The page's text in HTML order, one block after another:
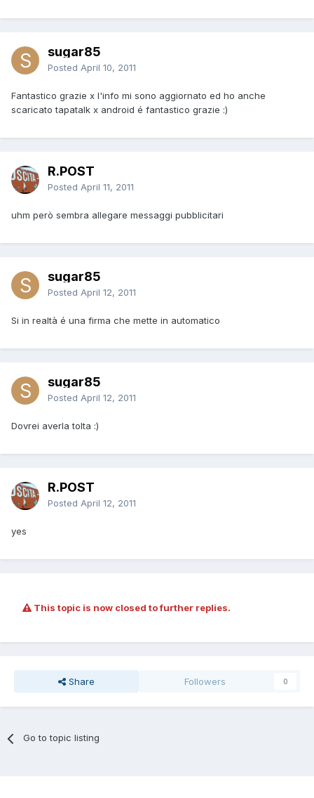
sugar85
Posted April 10, 2011
Fantastico grazie x l'info mi sono aggiornato ed ho anche
scaricato tapatalk x android é fantastico grazie :)
R.POST
Posted April 11, 2011
uhm però sembra allegare messaggi pubblicitari
sugar85
Posted April 12, 2011
Si in realtà é una firma che mette in automatico
sugar85
Posted April 12, 2011
Dovrei averla tolta :)
R.POST
Posted April 12, 2011
yes
This topic is now closed to further replies.
Share Followers 0
Go to topic listing